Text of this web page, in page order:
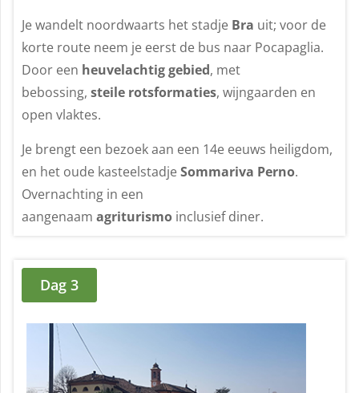
Je wandelt noordwaarts het stadje Bra uit; voor de
korte route neem je eerst de bus naar Pocapaglia.
Door een heuvelachtig gebied, met
bebossing, steile rotsformaties, wijngaarden en
open vlaktes.
Je brengt een bezoek aan een 14e eeuws heiligdom,
en het oude kasteelstadjeSommariva Perno.
Overnachting in een
aangenaam agriturismo inclusief diner.
Dag 3